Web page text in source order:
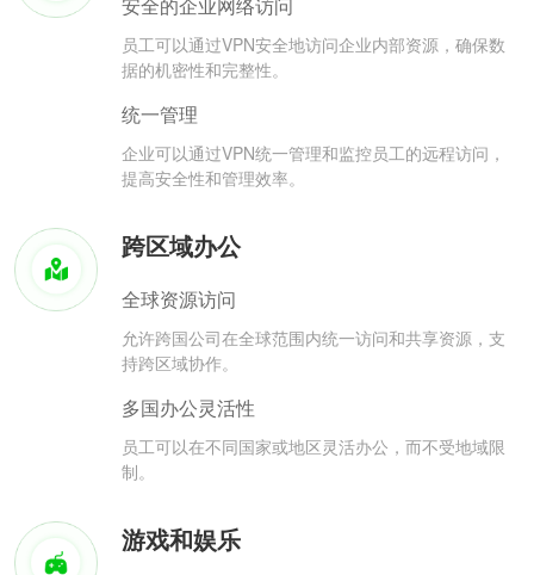
安全的企业网络访问
员工可以通过VPN安全地访问企业内部资源，确保数
据的机密性和完整性。
统一管理
企业可以通过VPN统一管理和监控员工的远程访问，
提高安全性和管理效率。
跨区域办公
全球资源访问
允许跨国公司在全球范围内统一访问和共享资源，支
持跨区域协作。
多国办公灵活性
员工可以在不同国家或地区灵活办公，而不受地域限
制。
游戏和娱乐